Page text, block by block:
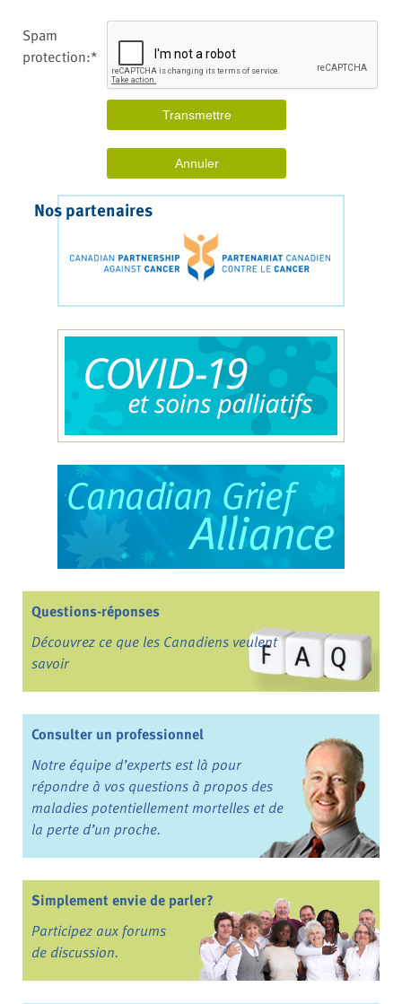
Spam
protection:*
Nos partenaires
Questions-réponses
Découvrez ce que les Canadiens veulent
savoir
Consulter un professionnel
Notre équipe d’experts est là pour
répondre à vos questions à propos des
maladies potentiellement mortelles et de
la perte d’un proche.
Simplement envie de parler?
Participez aux forums
de discussion.